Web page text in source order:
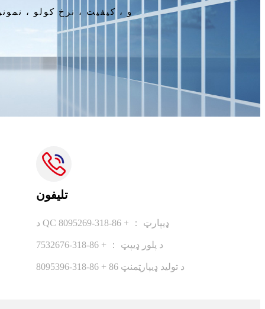
تلیفون
د QC ډیپارټ ： + 86-318-8095269
د پلور ډیپټ ： + 86-318-7532676
د تولید ډیپارټمنټ 86 + 86-318-8095396